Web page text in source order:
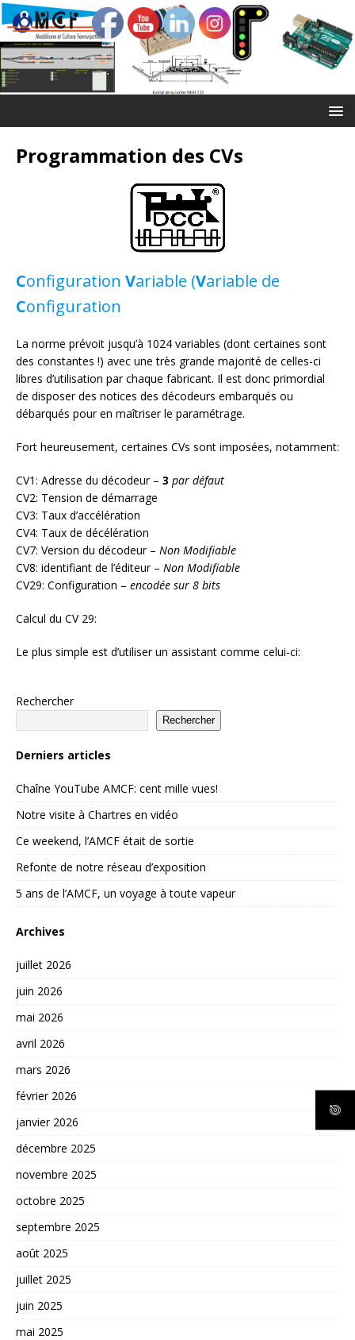
Programmation des CVs
Configuration Variable (Variable de
Configuration
La norme prévoit jusqu’à 1024 variables (dont certaines sont
des constantes !) avec une très grande majorité de celles-ci
libres d’utilisation par chaque fabricant. Il est donc primordial
de disposer des notices des décodeurs embarqués ou
débarqués pour en maîtriser le paramétrage.
Fort heureusement, certaines CVs sont imposées, notamment:
CV1: Adresse du décodeur – 3 par défaut
CV2: Tension de démarrage
CV3: Taux d’accélération
CV4: Taux de décélération
CV7: Version du décodeur – Non Modifiable
CV8: identifiant de l’éditeur – Non Modifiable
CV29: Configuration – encodée sur 8 bits
Calcul du CV 29:
Le plus simple est d’utiliser un assistant comme celui-ci:
Rechercher
Rechercher
Derniers articles
Chaîne YouTube AMCF: cent mille vues!
Notre visite à Chartres en vidéo
Ce weekend, l’AMCF était de sortie
Refonte de notre réseau d’exposition
5 ans de l’AMCF, un voyage à toute vapeur
Archives
juillet 2026
juin 2026
mai 2026
avril 2026
mars 2026
février 2026
janvier 2026
décembre 2025
novembre 2025
octobre 2025
septembre 2025
août 2025
juillet 2025
juin 2025
mai 2025